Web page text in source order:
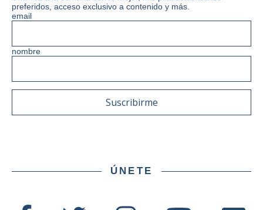
preferidos, acceso exclusivo a contenido y más.
email
nombre
ÚNETE